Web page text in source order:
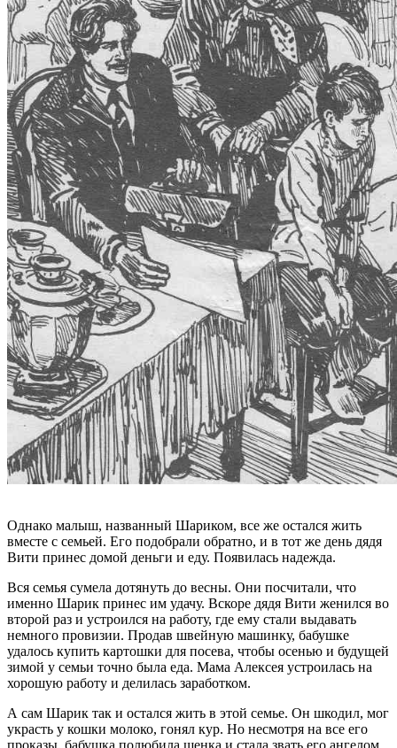
Однако малыш, названный Шариком, все же остался жить
вместе с семьей. Его подобрали обратно, и в тот же день дядя
Вити принес домой деньги и еду. Появилась надежда.
Вся семья сумела дотянуть до весны. Они посчитали, что
именно Шарик принес им удачу. Вскоре дядя Вити женился во
второй раз и устроился на работу, где ему стали выдавать
немного провизии. Продав швейную машинку, бабушке
удалось купить картошки для посева, чтобы осенью и будущей
зимой у семьи точно была еда. Мама Алексея устроилась на
хорошую работу и делилась заработком.
А сам Шарик так и остался жить в этой семье. Он шкодил, мог
украсть у кошки молоко, гонял кур. Но несмотря на все его